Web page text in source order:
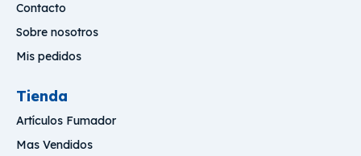
Contacto
Sobre nosotros
Mis pedidos
Tienda
Artículos Fumador
Mas Vendidos